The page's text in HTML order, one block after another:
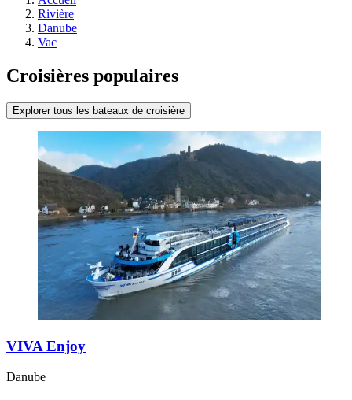
Rivière
Danube
Vac
Croisières populaires
Explorer tous les bateaux de croisière
VIVA Enjoy
Danube